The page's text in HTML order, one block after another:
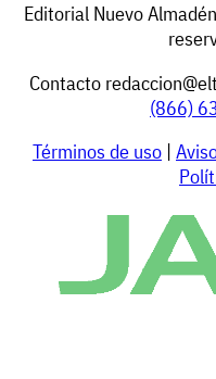
Editorial Nuevo
Contacto
(866)
Términos de uso |